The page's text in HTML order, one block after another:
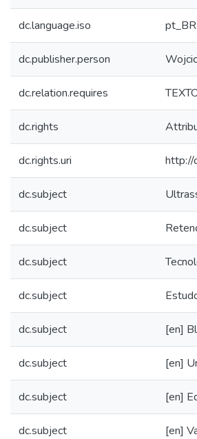
dc.language.iso pt_BR
dc.publisher.person
dc.relation.requires
dc.rights
dc.rights.uri http://
dc.subject
dc.subject
dc.subject
dc.subject
dc.subject [en]
dc.subject [en]
dc.subject [en]
dc.subject [en]